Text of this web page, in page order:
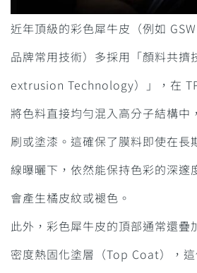
近年頂級的彩色犀牛皮（例如
品牌常用技術）多採用「顏料共
extrusion Technology）」，在
將色料直接均勻混入高分子結構中
刷或塗漆。這確保了膜料即使在長
線曝曬下，依然能保持色彩的深邃
會產生橘皮紋或褪色。
此外，彩色犀牛皮的頂部通常還疊
密度熱固化塗層（Top Coat），